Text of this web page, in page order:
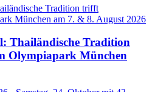
Thailändische Tradition
Olympiapark München